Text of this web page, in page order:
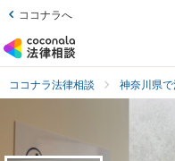
ココナラへ
ココナラ法律相談 神奈川県